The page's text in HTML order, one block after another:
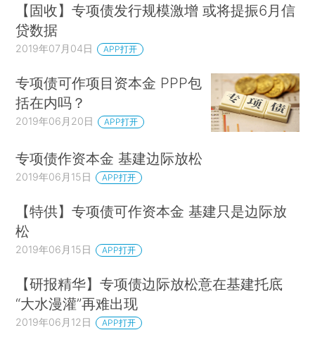
【固收】专项债发行规模激增 或将提振6月信
贷数据
2019年07月04日 APP打开
专项债可作项目资本金 PPP包
括在内吗？
2019年06月20日 APP打开
专项债作资本金 基建边际放松
2019年06月15日 APP打开
【特供】专项债可作资本金 基建只是边际放
松
2019年06月15日 APP打开
【研报精华】专项债边际放松意在基建托底
“大水漫灌”再难出现
2019年06月12日 APP打开